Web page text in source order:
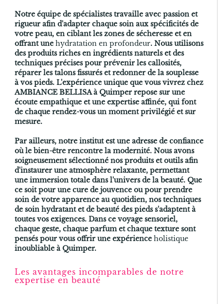
Notre équipe de spécialistes travaille avec passion et
rigueur afin d'adapter chaque soin aux spécificités de
votre peau, en ciblant les zones de sécheresse et en
offrant une hydratation en profondeur. Nous utilisons
des produits riches en ingrédients naturels et des
techniques précises pour prévenir les callosités,
réparer les talons fissurés et redonner de la souplesse
à vos pieds. L'expérience unique que vous vivrez chez
AMBIANCE BELLISA à Quimper repose sur une
écoute empathique et une expertise affinée, qui font
de chaque rendez-vous un moment privilégié et sur
mesure.
Par ailleurs, notre institut est une adresse de confiance
où le bien-être rencontre la modernité. Nous avons
soigneusement sélectionné nos produits et outils afin
d'instaurer une atmosphère relaxante, permettant
une immersion totale dans l'univers de la beauté. Que
ce soit pour une cure de jouvence ou pour prendre
soin de votre apparence au quotidien, nos techniques
de soin hydratant et de beauté des pieds s'adaptent à
toutes vos exigences. Dans ce voyage sensoriel,
chaque geste, chaque parfum et chaque texture sont
pensés pour vous offrir une expérience holistique
inoubliable à Quimper.
Les avantages incomparables de notre
expertise en beauté